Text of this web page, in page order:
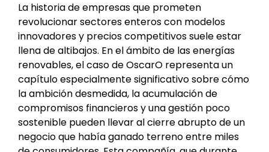
La historia de empresas que prometen
revolucionar sectores enteros con modelos
innovadores y precios competitivos suele estar
llena de altibajos. En el ámbito de las energías
renovables, el caso de OscarO representa un
capítulo especialmente significativo sobre cómo
la ambición desmedida, la acumulación de
compromisos financieros y una gestión poco
sostenible pueden llevar al cierre abrupto de un
negocio que había ganado terreno entre miles